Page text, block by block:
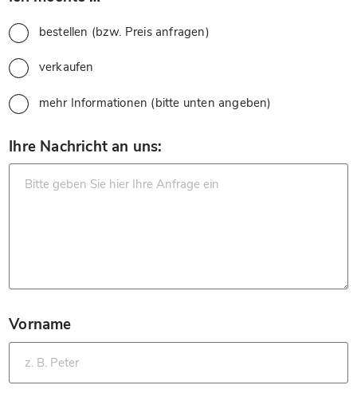
bestellen (bzw. Preis anfragen)
verkaufen
mehr Informationen (bitte unten angeben)
Ihre Nachricht an uns:
Vorname
*